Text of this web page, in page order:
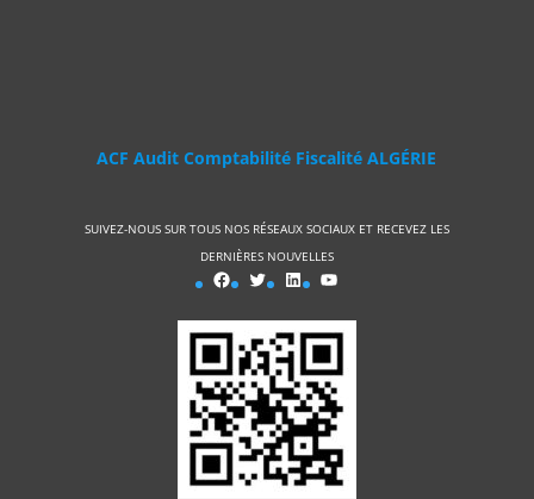
ACF Audit Comptabilité Fiscalité ALGÉRIE
SUIVEZ-NOUS SUR TOUS NOS RÉSEAUX SOCIAUX ET RECEVEZ LES
DERNIÈRES NOUVELLES
ACF FACEBOOK Twitter LinkedIn YouTube